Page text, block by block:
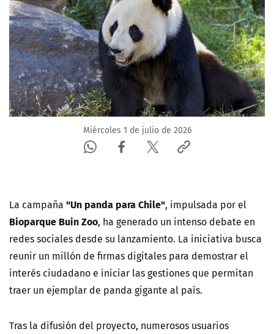
CORPORATIVO Y TRANSPARENCIA
CANAL DE DENUNCIAS
ÁREA DE PROYECTOS
Miércoles 1 de julio de 2026
La campaña "Un panda para Chile", impulsada por el
Bioparque Buin Zoo, ha generado un intenso debate en
redes sociales desde su lanzamiento. La iniciativa busca
reunir un millón de firmas digitales para demostrar el
interés ciudadano e iniciar las gestiones que permitan
traer un ejemplar de panda gigante al país.
Tras la difusión del proyecto, numerosos usuarios